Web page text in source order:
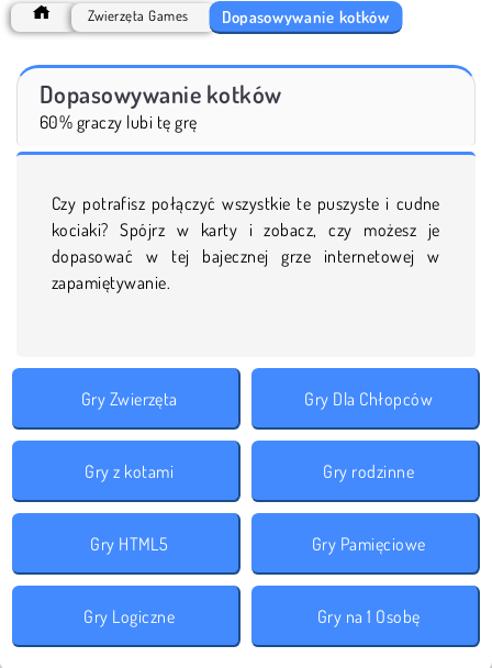
Zwierzęta Games Dopasowywanie kotków
Dopasowywanie kotków
60% graczy lubi tę grę
Czy potrafisz połączyć wszystkie te puszyste i cudne
kociaki? Spójrz w karty i zobacz, czy możesz je
dopasować w tej bajecznej grze internetowej w
zapamiętywanie.
Gry Zwierzęta Gry Dla Chłopców
Gry z kotami Gry rodzinne
Gry HTML5 Gry Pamięciowe
Gry Logiczne Gry na 1 Osobę